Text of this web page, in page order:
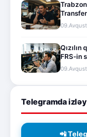
FRS-in
Telegramda
📲